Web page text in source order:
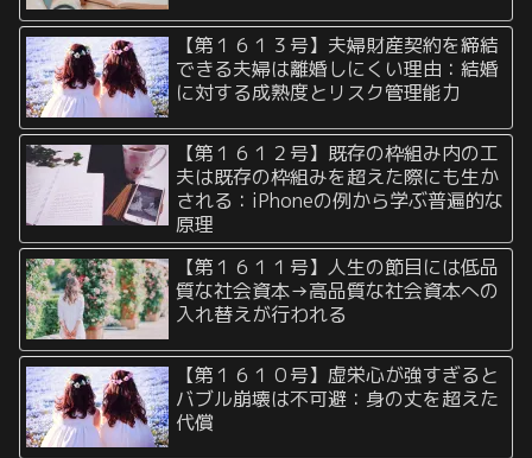
【第１６１３号】夫婦財産契約を締結
できる夫婦は離婚しにくい理由：結婚
に対する成熟度とリスク管理能力
【第１６１２号】既存の枠組み内の工
夫は既存の枠組みを超えた際にも生か
される：iPhoneの例から学ぶ普遍的な
原理
【第１６１１号】人生の節目には低品
質な社会資本→高品質な社会資本への
入れ替えが行われる
【第１６１０号】虚栄心が強すぎると
バブル崩壊は不可避：身の丈を超えた
代償